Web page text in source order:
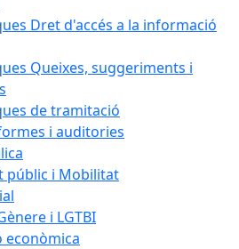
Dret d'accés a la informació
Queixes, suggeriments i
de tramitació
i auditories
públic i Mobilitat
i LGTBI
econòmica